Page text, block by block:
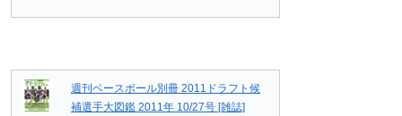
週刊ベースボール別冊 2011ドラフト候
補選手大図鑑 2011年 10/27号 [雑誌]